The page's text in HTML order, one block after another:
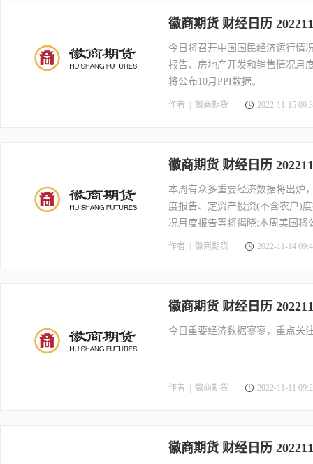
徽商期货 财经日历
今日将召开中国国民经济运行情
报告、房地产开发和销售情况月
将公布10月PPI数据。
作者 | 徽商期货 2022-11-15
徽商期货 财经日历
本周有众多重要经济数据将出炉
度报告、定资产投资(不含农户)
况月度报告等将揭晓;本周美国将
作者 | 徽商期货 2022-11-14
徽商期货 财经日历
今日重要经济数据寥寥，重点关
作者 | 徽商期货 2022-11-11
徽商期货 财经日历